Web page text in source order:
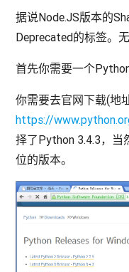
据说Node.JS版本的
Deprecated的标签。
首先你需要一个
你需要去官网下载(地
https://
择了Python 3.4.3，
位的版本。